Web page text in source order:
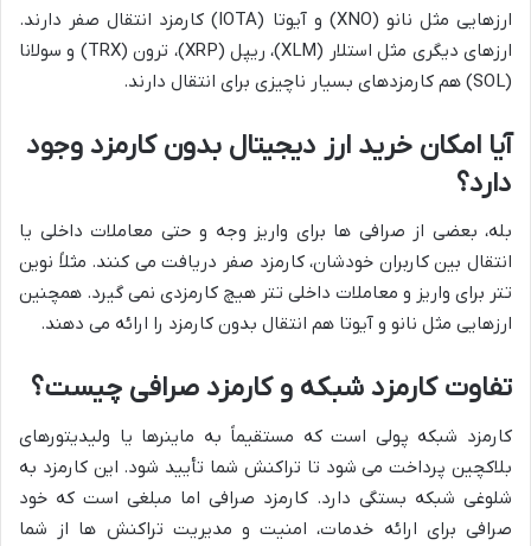
ارزهایی مثل نانو (XNO) و آیوتا (IOTA) کارمزد انتقال صفر دارند.
ارزهای دیگری مثل استلار (XLM)، ریپل (XRP)، ترون (TRX) و سولانا
(SOL) هم کارمزدهای بسیار ناچیزی برای انتقال دارند.
آیا امکان خرید ارز دیجیتال بدون کارمزد وجود
دارد؟
بله، بعضی از صرافی ها برای واریز وجه و حتی معاملات داخلی یا
انتقال بین کاربران خودشان، کارمزد صفر دریافت می کنند. مثلاً نوین
تتر برای واریز و معاملات داخلی تتر هیچ کارمزدی نمی گیرد. همچنین
ارزهایی مثل نانو و آیوتا هم انتقال بدون کارمزد را ارائه می دهند.
تفاوت کارمزد شبکه و کارمزد صرافی چیست؟
کارمزد شبکه پولی است که مستقیماً به ماینرها یا ولیدیتورهای
بلاکچین پرداخت می شود تا تراکنش شما تأیید شود. این کارمزد به
شلوغی شبکه بستگی دارد. کارمزد صرافی اما مبلغی است که خود
صرافی برای ارائه خدمات، امنیت و مدیریت تراکنش ها از شما